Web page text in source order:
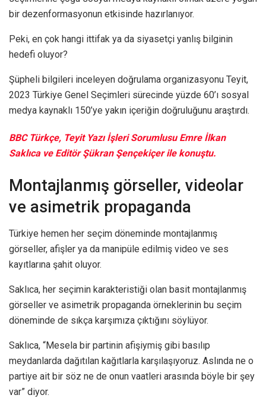
bir dezenformasyonun etkisinde hazırlanıyor.
Peki, en çok hangi ittifak ya da siyasetçi yanlış bilginin
hedefi oluyor?
Şüpheli bilgileri inceleyen doğrulama organizasyonu Teyit,
2023 Türkiye Genel Seçimleri sürecinde yüzde 60’ı sosyal
medya kaynaklı 150’ye yakın içeriğin doğruluğunu araştırdı.
BBC Türkçe, Teyit Yazı İşleri Sorumlusu Emre İlkan
Saklıca ve Editör Şükran Şençekiçer ile konuştu.
Montajlanmış görseller, videolar
ve asimetrik propaganda
Türkiye hemen her seçim döneminde montajlanmış
görseller, afişler ya da manipüle edilmiş video ve ses
kayıtlarına şahit oluyor.
Saklıca, her seçimin karakteristiği olan basit montajlanmış
görseller ve asimetrik propaganda örneklerinin bu seçim
döneminde de sıkça karşımıza çıktığını söylüyor.
Saklıca, “Mesela bir partinin afişiymiş gibi basılıp
meydanlarda dağıtılan kağıtlarla karşılaşıyoruz. Aslında ne o
partiye ait bir söz ne de onun vaatleri arasında böyle bir şey
var” diyor.